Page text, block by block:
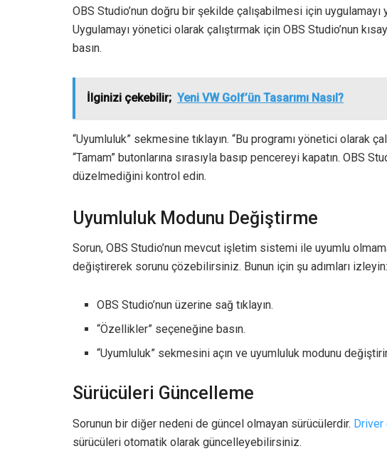
OBS Studio’nun doğru bir şekilde çalışabilmesi için uygulamayı
Uygulamayı yönetici olarak çalıştırmak için OBS Studio’nun
basın.
İlginizi çekebilir; Yeni VW Golf’ün Tasarımı Nasıl?
“Uyumluluk” sekmesine tıklayın. “Bu programı yönetici olarak
“Tamam” butonlarına sırasıyla basıp pencereyi kapatın. OBS
düzelmediğini kontrol edin.
Uyumluluk Modunu Değiştirme
Sorun, OBS Studio’nun mevcut işletim sistemi ile uyumlu
değiştirerek sorunu çözebilirsiniz. Bunun için şu adımları izleyin:
OBS Studio’nun üzerine sağ tıklayın.
“Özellikler” seçeneğine basın.
“Uyumluluk” sekmesini açın ve uyumluluk modunu
Sürücüleri Güncelleme
Sorunun bir diğer nedeni de güncel olmayan sürücülerdir. Driver
sürücüleri otomatik olarak güncelleyebilirsiniz.